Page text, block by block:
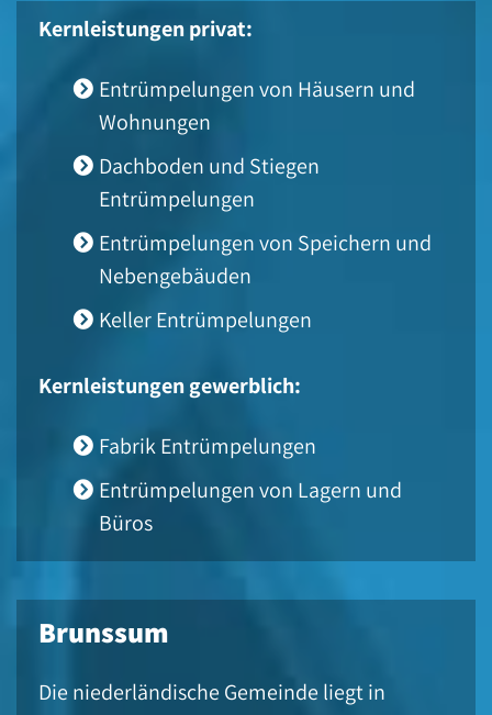
Kernleistungen privat:
Entrümpelungen von Häusern und
Wohnungen
Dachboden und Stiegen
Entrümpelungen
Entrümpelungen von Speichern und
Nebengebäuden
Keller Entrümpelungen
Kernleistungen gewerblich:
Fabrik Entrümpelungen
Entrümpelungen von Lagern und
Büros
Brunssum
Die niederländische Gemeinde liegt in